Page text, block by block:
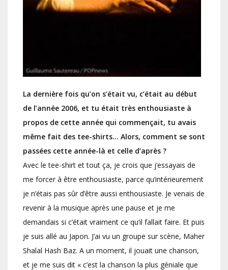
La dernière fois qu’on s’était vu, c’était au début
de l’année 2006, et tu était très enthousiaste à
propos de cette année qui commençait, tu avais
même fait des tee-shirts… Alors, comment se sont
passées cette année-là et celle d’après ?
Avec le tee-shirt et tout ça, je crois que j’essayais de
me forcer à être enthousiaste, parce qu’intérieurement
je n’étais pas sûr d’être aussi enthousiaste. Je venais de
revenir à la musique après une pause et je me
demandais si c’était vraiment ce qu’il fallait faire. Et puis
je suis allé au Japon. J’ai vu un groupe sur scène, Maher
Shalal Hash Baz. A un moment, il jouait une chanson,
et je me suis dit « c’est la chanson la plus géniale que